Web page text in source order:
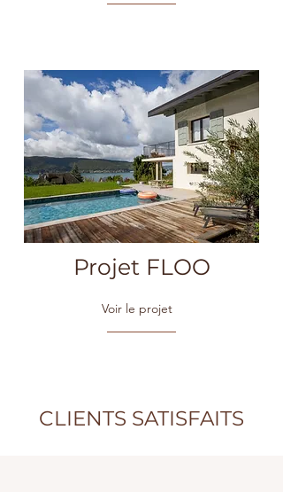
Projet FLOO
Voir le projet
CLIENTS SATISFAITS